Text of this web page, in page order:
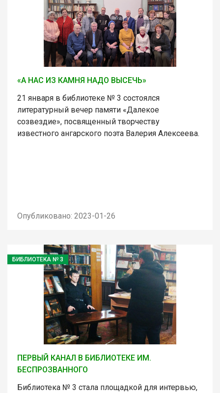
«А НАС ИЗ КАМНЯ НАДО ВЫСЕЧЬ»
21 января в библиотеке № 3 состоялся
литературный вечер памяти «Далекое
созвездие», посвященный творчеству
известного ангарского поэта Валерия Алексеева.
Опубликовано: 2023-01-26
БИБЛИОТЕКА № 3
ПЕРВЫЙ КАНАЛ В БИБЛИОТЕКЕ ИМ.
БЕСПРОЗВАННОГО
Библиотека № 3 стала площадкой для интервью,